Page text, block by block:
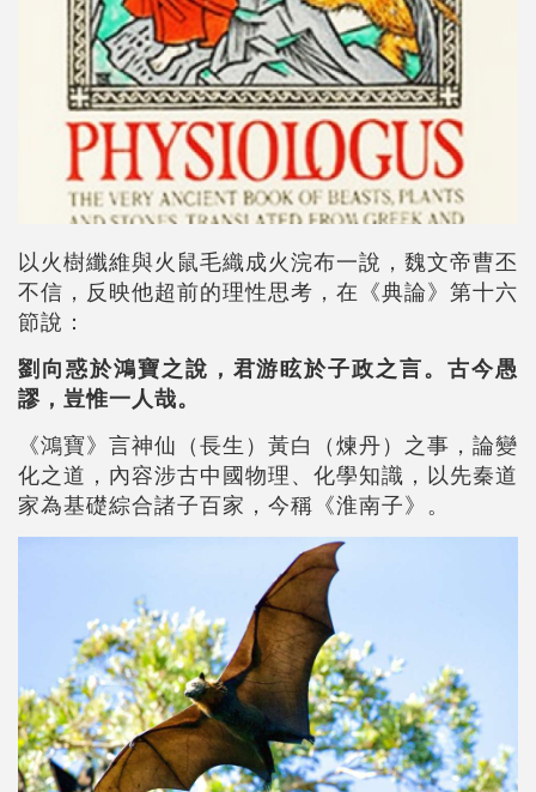
以火樹纖維與火鼠毛織成火浣布一說，魏文帝曹丕
不信，反映他超前的理性思考，在《典論》第十六
節說：
劉向惑於鴻寶之說，君游眩於子政之言。古今愚
謬，豈惟一人哉。
《鴻寶》言神仙（長生）黃白（煉丹）之事，論變
化之道，內容涉古中國物理、化學知識，以先秦道
家為基礎綜合諸子百家，今稱《淮南子》。